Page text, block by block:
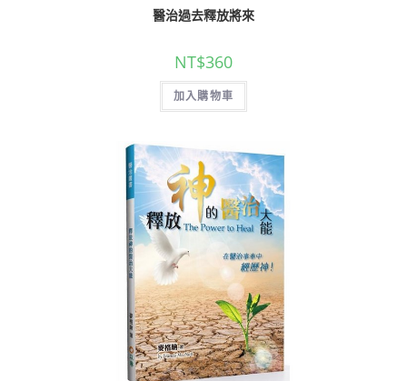
醫治過去釋放將來
NT$360
加入購物車